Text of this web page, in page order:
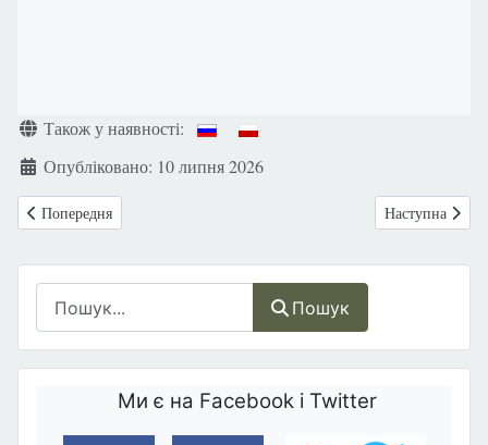
Пошук
Ми є на Facebook і Twitter
ДеталіТакож у наявності:
Опубліковано: 10 липня 2026
Попередня стаття: Найвищий вирок — смерть. Як постабортний
Попередня Наступна
Наступна